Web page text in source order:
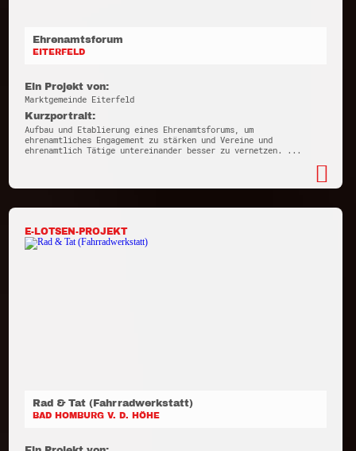
Ehrenamtsforum
EITERFELD
Ein Projekt von:
Marktgemeinde Eiterfeld
Kurzportrait:
Aufbau und Etablierung eines Ehrenamtsforums, um
ehrenamtliches Engagement zu stärken und Vereine und
ehrenamtlich Tätige untereinander besser zu vernetzen. ...
E-LOTSEN-PROJEKT
Rad & Tat (Fahrradwerkstatt)
BAD HOMBURG V. D. HÖHE